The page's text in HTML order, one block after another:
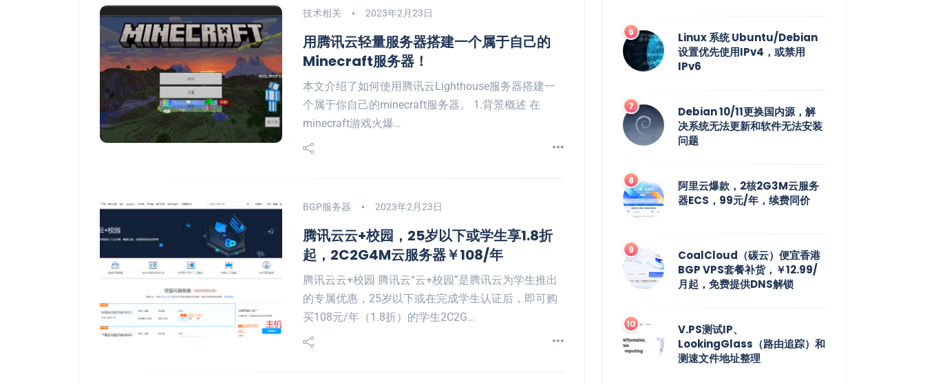
技术相关 2023年2月23日
用腾讯云轻量服务器搭建一个属于自己的
Minecraft服务器！
本文介绍了如何使用腾讯云Lighthouse服务器搭建一
个属于你自己的minecraft服务器。 1.背景概述 在
minecraft游戏火爆…
BGP服务器 2023年2月23日
腾讯云云+校园，25岁以下或学生享1.8折
起，2C2G4M云服务器￥108/年
腾讯云云+校园 腾讯云“云+校园”是腾讯云为学生推出
的专属优惠，25岁以下或在完成学生认证后，即可购
买108元/年（1.8折）的学生2C2G…
Linux 系统 Ubuntu/Debian
设置优先使用IPv4，或禁用
IPv6
Debian 10/11更换国内源，解
决系统无法更新和软件无法安装
问题
阿里云爆款，2核2G3M云服务
器ECS，99元/年，续费同价
CoalCloud（碳云）便宜香港
BGP VPS套餐补货，￥12.99/
月起，免费提供DNS解锁
V.PS测试IP、
LookingGlass（路由追踪）和
测速文件地址整理